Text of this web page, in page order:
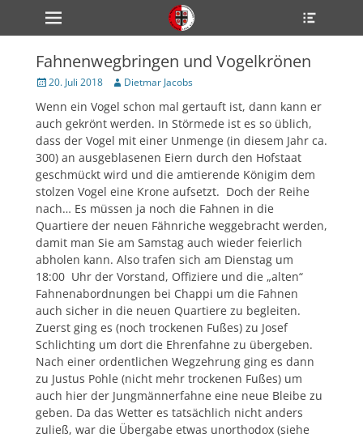
zum
Inhalt
Primärmenü
Fahnenwegbringen und Vogelkrönen
Veröffentlicht
20. Juli 2018 Author
Dietmar Jacobs
Wenn ein Vogel schon mal gertauft ist, dann kann er
auch gekrönt werden. In Störmede ist es so üblich,
dass der Vogel mit einer Unmenge (in diesem Jahr ca.
300) an ausgeblasenen Eiern durch den Hofstaat
geschmückt wird und die amtierende Königim dem
stolzen Vogel eine Krone aufsetzt. Doch der Reihe
nach… Es müssen ja noch die Fahnen in die
Quartiere der neuen Fähnriche weggebracht werden,
damit man Sie am Samstag auch wieder feierlich
abholen kann. Also trafen sich am Dienstag um
18:00 Uhr der Vorstand, Offiziere und die „alten“
Fahnenabordnungen bei Chappi um die Fahnen
auch sicher in die neuen Quartiere zu begleiten.
Zuerst ging es (noch trockenen Fußes) zu Josef
Schlichting um dort die Ehrenfahne zu übergeben.
Nach einer ordentlichen Wegzehrung ging es dann
zu Justus Pohle (nicht mehr trockenen Fußes) um
auch hier der Jungmännerfahne eine neue Bleibe zu
geben. Da das Wetter es tatsächlich nicht anders
zuließ, war die Übergabe etwas unorthodox (siehe